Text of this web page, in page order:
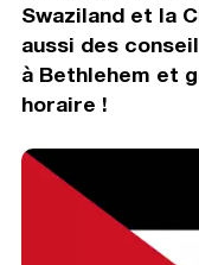
Swaziland et la
aussi des
à Bethlehem et
horaire !